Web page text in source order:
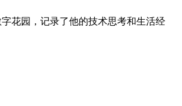
字花园，记录了他的技术思考和生活经